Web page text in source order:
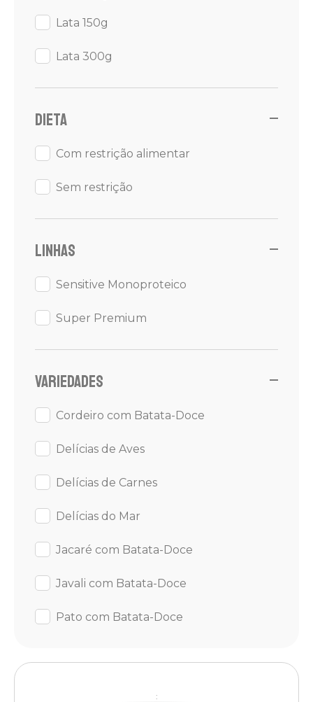
Lata 150g
Lata 300g
Dieta
Com restrição alimentar
Sem restrição
Linhas
Sensitive Monoproteico
Super Premium
Variedades
Cordeiro com Batata-Doce
Delícias de Aves
Delícias de Carnes
Delícias do Mar
Jacaré com Batata-Doce
Javali com Batata-Doce
Pato com Batata-Doce
: